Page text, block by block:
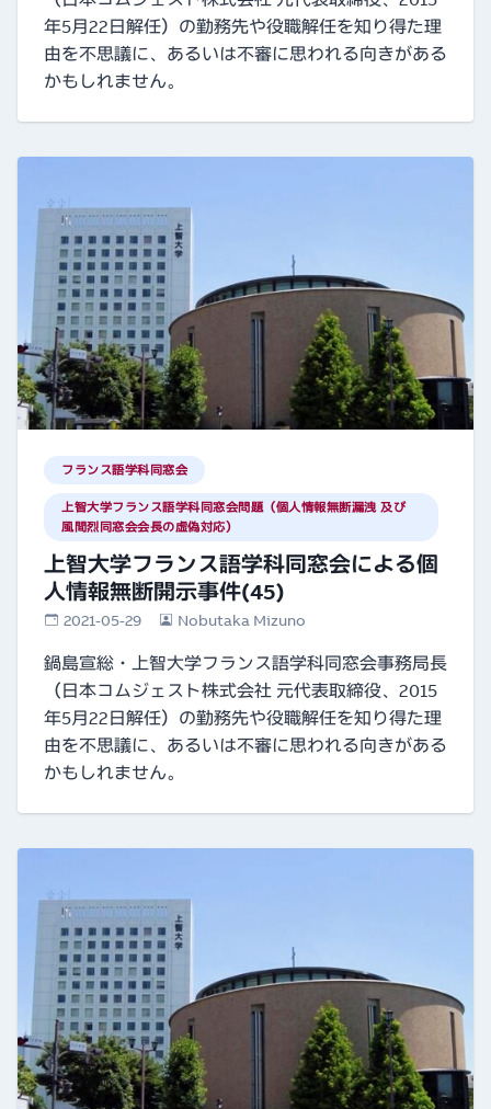
年5月22日解任）の勤務先や役職解任を知り得た理
由を不思議に、あるいは不審に思われる向きがある
かもしれません。
フランス語学科同窓会
上智大学フランス語学科同窓会問題（個人情報無断漏洩 及び
風間烈同窓会会長の虚偽対応）
上智大学フランス語学科同窓会による個
人情報無断開示事件(45)
2021-05-29 Nobutaka Mizuno
鍋島宣総・上智大学フランス語学科同窓会事務局長
（日本コムジェスト株式会社 元代表取締役、2015
年5月22日解任）の勤務先や役職解任を知り得た理
由を不思議に、あるいは不審に思われる向きがある
かもしれません。